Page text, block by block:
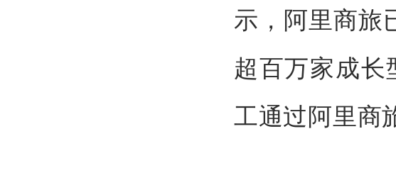
示，阿里商旅
超百万家成
工通过阿里商